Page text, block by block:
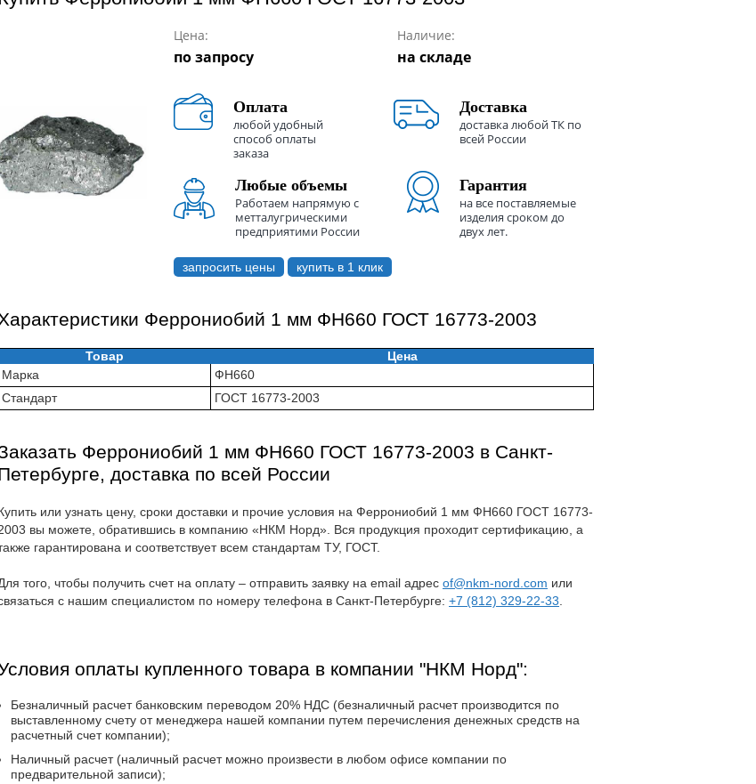
Цена:
по запросу
Наличие:
на складе
Оплата
любой удобный
способ оплаты
заказа
Доставка
доставка любой ТК по
всей России
Любые объемы
Работаем напрямую с
метталугрическими
предприятими России
Гарантия
на все поставляемые
изделия сроком до
двух лет.
запросить цены купить в 1 клик
Феррониобий 1 мм ФН660 ГОСТ 16773-2003
Товар
Цена
Марка
ФН660
Стандарт
ГОСТ 16773-2003
Феррониобий 1 мм ФН660 ГОСТ 16773-2003 в Санкт-
доставка по всей России
или узнать цену, сроки доставки и прочие условия на Феррониобий 1 мм ФН660 ГОСТ 16773-
вы можете, обратившись в компанию «НКМ Норд». Вся продукция проходит сертификацию, а
гарантирована и соответствует всем стандартам ТУ, ГОСТ.
того, чтобы получить счет на оплату – отправить заявку на email адрес of@nkm-nord.com или
с нашим специалистом по номеру телефона в Санкт-Петербурге: +7 (812) 329-22-33
оплаты купленного товара в компании "НКМ Норд":
Безналичный расчет банковским переводом 20% НДС (безналичный расчет производится по
выставленному счету от менеджера нашей компании путем перечисления денежных средств на
расчетный счет компании);
Наличный расчет (наличный расчет можно произвести в любом офисе компании по
предварительной записи);